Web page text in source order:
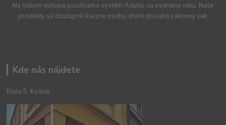
Na našom eshope používame systém Adulto na overenie veku. Naše
produkty sú dostupné iba pre osoby, ktoré dosiahli zákonný vek.
Kde nás nájdete
Biela 5, Košice